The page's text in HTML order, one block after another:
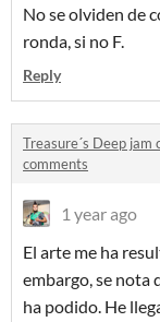
No se olviden de
ronda, si no F.
Reply
Treasure´s Deep jam
comments
1 year ago
El arte me ha
embargo, se nota
ha podido. He